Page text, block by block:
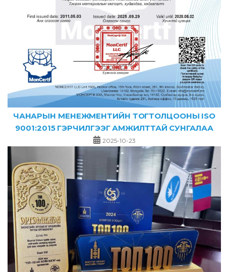
ЧАНАРЫН МЕНЕЖМЕНТИЙН ТОГТОЛЦООНЫ ISO
9001:2015 ГЭРЧИЛГЭЭГ АМЖИЛТТАЙ СУНГАЛАА
2025-10-23